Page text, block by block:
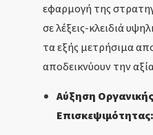
εφαρμογή της
σε λέξεις-κλειδιά
τα εξής μετρήσιμα
αποδεικνύουν την
Αύξηση Οργανικής
Επισκεψιμότητας: